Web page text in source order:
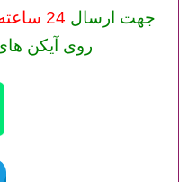
جهت ارسال 24 ساعته
روی آیکن